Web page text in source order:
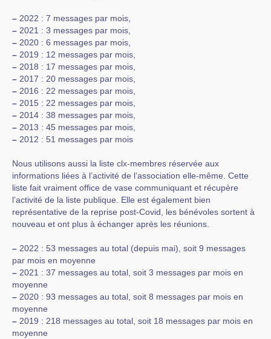
– 2022 : 7 messages par mois,
– 2021 : 3 messages par mois,
– 2020 : 6 messages par mois,
– 2019 : 12 messages par mois,
– 2018 : 17 messages par mois,
– 2017 : 20 messages par mois,
– 2016 : 22 messages par mois,
– 2015 : 22 messages par mois,
– 2014 : 38 messages par mois,
– 2013 : 45 messages par mois,
– 2012 : 51 messages par mois
Nous utilisons aussi la liste clx-membres réservée aux
informations liées à l’activité de l’association elle-même. Cette
liste fait vraiment office de vase communiquant et récupère
l’activité de la liste publique. Elle est également bien
représentative de la reprise post-Covid, les bénévoles sortent à
nouveau et ont plus à échanger après les réunions.
– 2022 : 53 messages au total (depuis mai), soit 9 messages
par mois en moyenne
– 2021 : 37 messages au total, soit 3 messages par mois en
moyenne
– 2020 : 93 messages au total, soit 8 messages par mois en
moyenne
– 2019 : 218 messages au total, soit 18 messages par mois en
moyenne